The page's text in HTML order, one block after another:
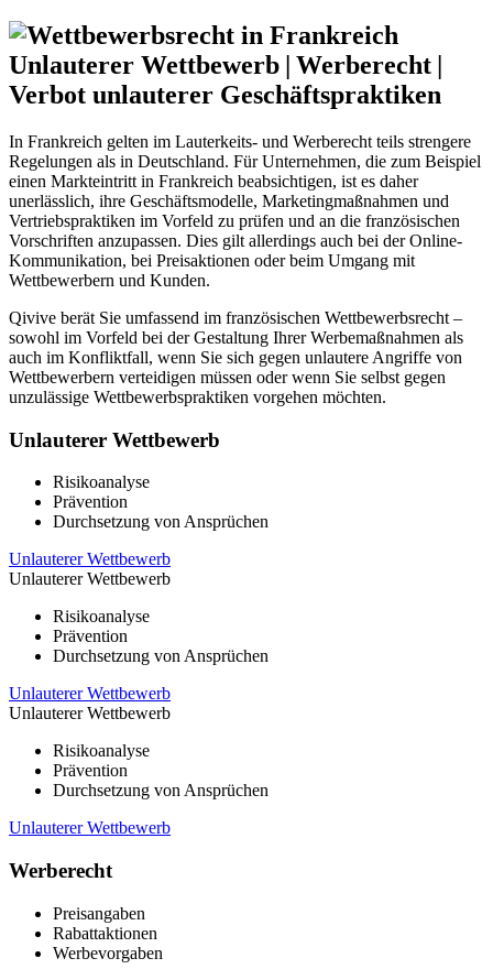
Unlauterer Wettbewerb | Werberecht |
Verbot unlauterer Geschäftspraktiken
In Frankreich gelten im Lauterkeits- und Werberecht teils strengere
Regelungen als in Deutschland. Für Unternehmen, die zum Beispiel
einen Markteintritt in Frankreich beabsichtigen, ist es daher
unerlässlich, ihre Geschäftsmodelle, Marketingmaßnahmen und
Vertriebspraktiken im Vorfeld zu prüfen und an die französischen
Vorschriften anzupassen. Dies gilt allerdings auch bei der Online-
Kommunikation, bei Preisaktionen oder beim Umgang mit
Wettbewerbern und Kunden.
Qivive berät Sie umfassend im französischen Wettbewerbsrecht –
sowohl im Vorfeld bei der Gestaltung Ihrer Werbemaßnahmen als
auch im Konfliktfall, wenn Sie sich gegen unlautere Angriffe von
Wettbewerbern verteidigen müssen oder wenn Sie selbst gegen
unzulässige Wettbewerbspraktiken vorgehen möchten.
Unlauterer Wettbewerb
Risikoanalyse
Prävention
Durchsetzung von Ansprüchen
Unlauterer Wettbewerb
Unlauterer Wettbewerb
Risikoanalyse
Prävention
Durchsetzung von Ansprüchen
Unlauterer Wettbewerb
Unlauterer Wettbewerb
Risikoanalyse
Prävention
Durchsetzung von Ansprüchen
Unlauterer Wettbewerb
Werberecht
Preisangaben
Rabattaktionen
Werbevorgaben